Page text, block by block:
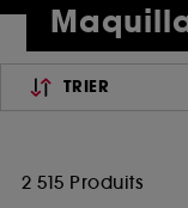
TRIER
2 515 Produits